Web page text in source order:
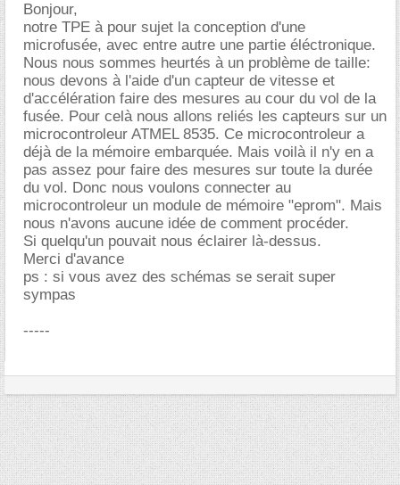
Bonjour,
notre TPE à pour sujet la conception d'une
microfusée, avec entre autre une partie éléctronique.
Nous nous sommes heurtés à un problème de taille:
nous devons à l'aide d'un capteur de vitesse et
d'accélération faire des mesures au cour du vol de la
fusée. Pour celà nous allons reliés les capteurs sur un
microcontroleur ATMEL 8535. Ce microcontroleur a
déjà de la mémoire embarquée. Mais voilà il n'y en a
pas assez pour faire des mesures sur toute la durée
du vol. Donc nous voulons connecter au
microcontroleur un module de mémoire "eprom". Mais
nous n'avons aucune idée de comment procéder.
Si quelqu'un pouvait nous éclairer là-dessus.
Merci d'avance
ps : si vous avez des schémas se serait super
sympas
-----